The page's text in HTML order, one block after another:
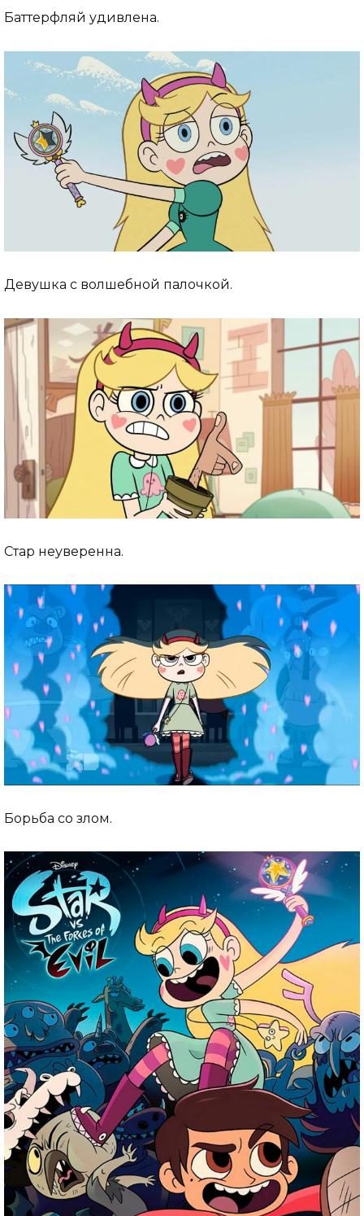
Баттерфляй удивлена.
Девушка с волшебной палочкой.
Стар неуверенна.
Борьба со злом.